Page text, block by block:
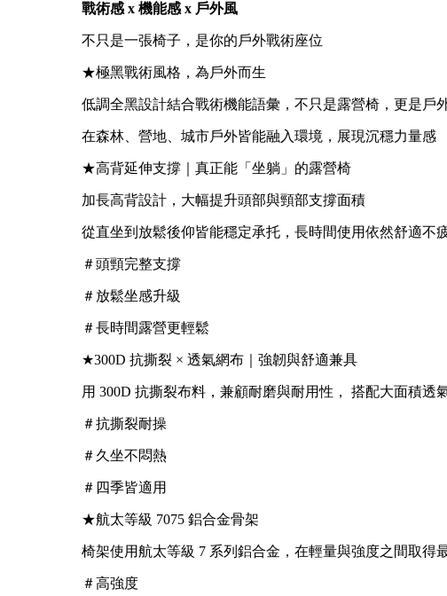
戰術感 x 機能感 x 戶外風
不只是一張椅子，是你的戶外戰術座位
★極黑戰術風格，為戶外而生
低調全黑設計結合戰術機能語彙，不只是露營椅，更是戶
在森林、營地、城市戶外皆能融入環境，展現沉穩力量感
★高背延伸支撐｜真正能「坐躺」的露營椅
加長高背設計，大幅提升頭部與頸部支撐面積
從直坐到放鬆後仰皆能穩定承托，長時間使用依然舒適不疲
＃頭頸完整支撐
＃放鬆坐感升級
＃長時間露營更輕鬆
★300D 抗撕裂 × 透氣網布｜強韌與舒適兼具
用 300D 抗撕裂布料，兼顧耐磨與耐用性， 搭配大面積透
＃抗撕裂耐操
＃久坐不悶熱
＃四季皆適用
★航太等級 7075 鋁合金骨架
椅架使用航太等級 7 系列鋁合金，在輕量與強度之間取得
＃高強度